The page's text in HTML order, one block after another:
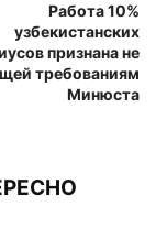
Работа 10%
узбекистанских
признана не
требованиям
Минюста